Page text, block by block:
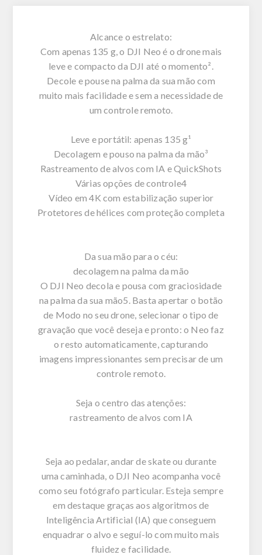
Alcance o estrelato:
Com apenas 135 g, o DJI Neo é o drone mais
leve e compacto da DJI até o momento².
Decole e pouse na palma da sua mão com
muito mais facilidade e sem a necessidade de
um controle remoto.
Leve e portátil: apenas 135 g¹
Decolagem e pouso na palma da mão³
Rastreamento de alvos com IA e QuickShots
Várias opções de controle4
Vídeo em 4K com estabilização superior
Protetores de hélices com proteção completa
Da sua mão para o céu:
decolagem na palma da mão
O DJI Neo decola e pousa com graciosidade
na palma da sua mão5. Basta apertar o botão
de Modo no seu drone, selecionar o tipo de
gravação que você deseja e pronto: o Neo faz
o resto automaticamente, capturando
imagens impressionantes sem precisar de um
controle remoto.
Seja o centro das atenções:
rastreamento de alvos com IA
Seja ao pedalar, andar de skate ou durante
uma caminhada, o DJI Neo acompanha você
como seu fotógrafo particular. Esteja sempre
em destaque graças aos algoritmos de
Inteligência Artificial (IA) que conseguem
enquadrar o alvo e seguí-lo com muito mais
fluidez e facilidade.